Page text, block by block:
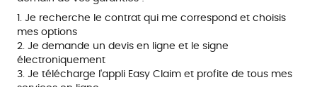
1. Je recherche le contrat qui me correspond et choisis
mes options
2. Je demande un devis en ligne et le signe
électroniquement
3. Je télécharge l'appli Easy Claim et profite de tous mes